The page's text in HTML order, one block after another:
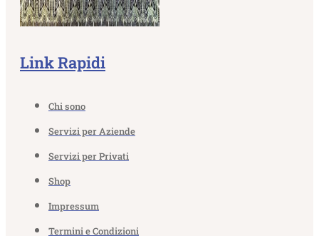
Link Rapidi
Chi sono
Servizi per Aziende
Servizi per Privati
Shop
Impressum
Termini e Condizioni